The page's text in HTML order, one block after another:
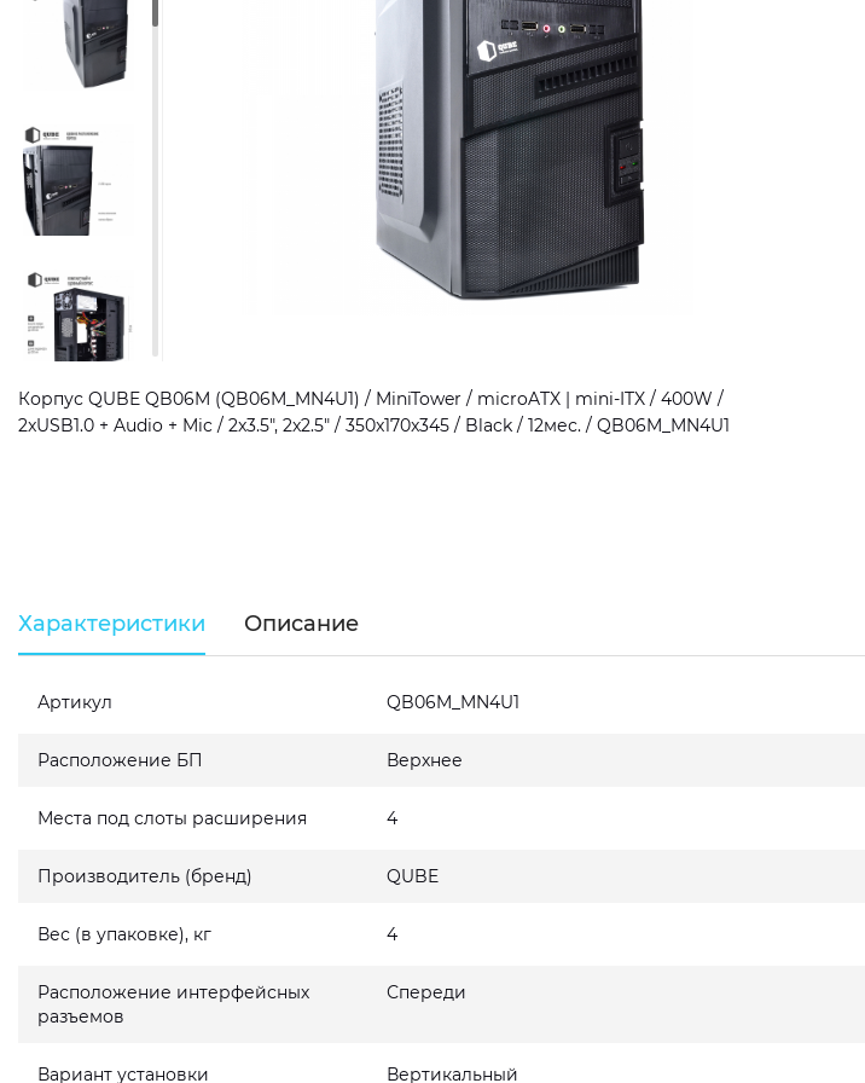
Корпус QUBE QB06M (QB06M_MN4U1) / MiniTower / microATX | mini-ITX / 400W /
2xUSB1.0 + Audio + Mic / 2x3.5", 2x2.5" / 350x170x345 / Black / 12мес. / QB06M_MN4U1
Характеристики Описание
Артикул QB06M_MN4U1
Расположение БП Верхнее
Места под слоты расширения 4
Производитель (бренд) QUBE
Вес (в упаковке), кг 4
Расположение интерфейсных
разъемов
Спереди
Вариант установки Вертикальный